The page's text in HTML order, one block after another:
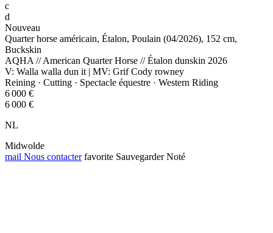
c
d
Nouveau
Quarter horse américain, Étalon, Poulain (04/2026), 152 cm,
Buckskin
AQHA // American Quarter Horse // Étalon dunskin 2026
V: Walla walla dun it | MV: Grif Cody rowney
Reining · Cutting · Spectacle équestre · Western Riding
6 000 €
6 000 €
NL
Midwolde
mail Nous contacter favorite Sauvegarder Noté